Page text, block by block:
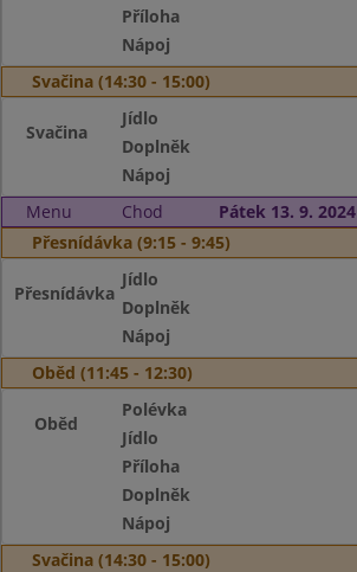
Příloha
Nápoj
Svačina (14:30 - 15:00)
Svačina
Jídlo
Doplněk
Nápoj
Menu
Chod
Pátek 13. 9. 2024
Přesnídávka (9:15 - 9:45)
Přesnídávka
Jídlo
Doplněk
Nápoj
Oběd (11:45 - 12:30)
Oběd
Polévka
Jídlo
Příloha
Doplněk
Nápoj
Svačina (14:30 - 15:00)